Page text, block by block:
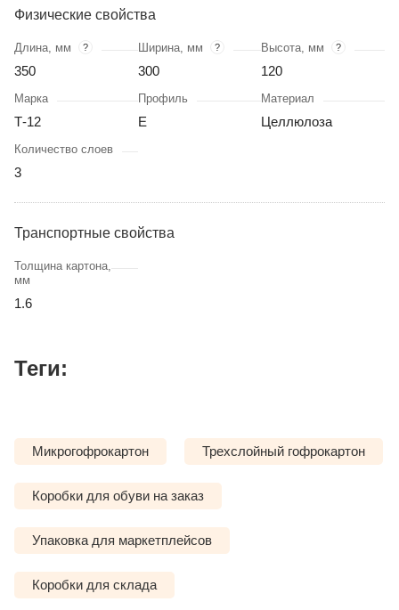
Физические свойства
Длина, мм ?
350
Ширина, мм ?
300
Высота, мм ?
120
Марка
Т-12
Профиль
Е
Материал
Целлюлоза
Количество слоев
3
Транспортные свойства
Толщина картона,
мм
1.6
Теги:
Микрогофрокартон Трехслойный гофрокартон
Коробки для обуви на заказ
Упаковка для маркетплейсов
Коробки для склада